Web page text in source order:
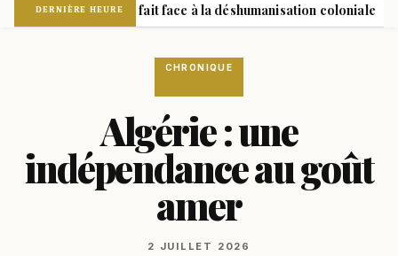
DERNIÈRE HEURE
: la Belgique fait face à la déshumanisation coloniale | Au
CHRONIQUE
Algérie : une
indépendance au goût
amer
2 JUILLET 2026